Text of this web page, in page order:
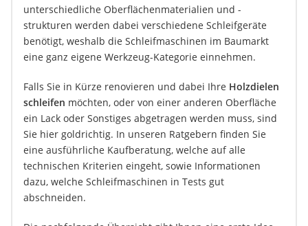
unterschiedliche Oberflächenmaterialien und -
strukturen werden dabei verschiedene Schleifgeräte
benötigt, weshalb die Schleifmaschinen im Baumarkt
eine ganz eigene Werkzeug-Kategorie einnehmen.
Falls Sie in Kürze renovieren und dabei Ihre Holzdielen
schleifen möchten, oder von einer anderen Oberfläche
ein Lack oder Sonstiges abgetragen werden muss, sind
Sie hier goldrichtig. In unseren Ratgebern finden Sie
eine ausführliche Kaufberatung, welche auf alle
technischen Kriterien eingeht, sowie Informationen
dazu, welche Schleifmaschinen in Tests gut
abschneiden.